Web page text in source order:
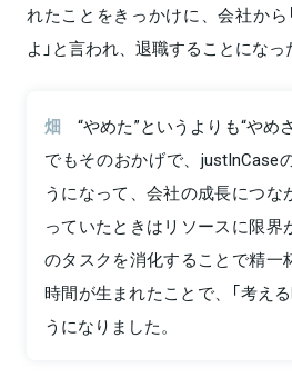
れたことをきっかけに、会社から
よ」と言われ、退職することになっ
畑
“やめた”というよりも“やめさ
でもそのおかげで、justInCase
うになって、会社の成長につな
っていたときはリソースに限界
のタスクを消化することで精一
時間が生まれたことで、「考え
うになりました。